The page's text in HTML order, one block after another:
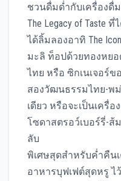
ชวนดื่มด่ำกับเครื่องดื่ม
The Legacy of Taste
ได้ลิ้มลองอาทิ The
มะลิ ท็อปด้วยทองหย
ไทย หรือ ซิกเนเจอร์ข
สองวัฒนธรรมไทย-พ
เดียว หรือจะเป็นเครื่
โซดาสตรอว์เบอร์รี่-
ลับ
พิเศษสุดสำหรับค่ำคืนเ
อาหารบุฟเฟต์สุดหรู